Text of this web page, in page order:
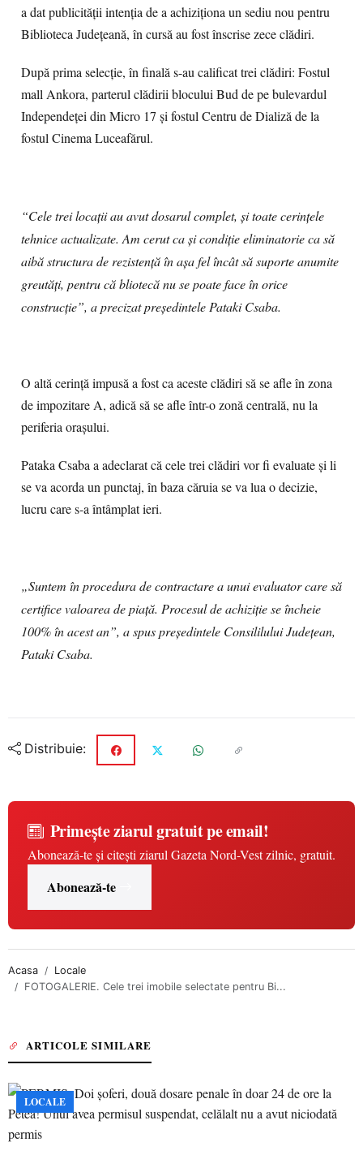
a dat publicităţii intenţia de a achiziţiona un sediu nou pentru
Biblioteca Judeţeană, în cursă au fost înscrise zece clădiri.
După prima selecţie, în finală s-au calificat trei clădiri: Fostul
mall Ankora, parterul clădirii blocului Bud de pe bulevardul
Independeţei din Micro 17 şi fostul Centru de Dializă de la
fostul Cinema Luceafărul.
“Cele trei locaţii au avut dosarul complet, şi toate cerinţele
tehnice actualizate. Am cerut ca şi condiţie eliminatorie ca să
aibă structura de rezistenţă în aşa fel încât să suporte anumite
greutăţi, pentru că bliotecă nu se poate face în orice
construcţie”, a precizat preşedintele Pataki Csaba.
O altă cerinţă impusă a fost ca aceste clădiri să se afle în zona
de impozitare A, adică să se afle într-o zonă centrală, nu la
periferia oraşului.
Pataka Csaba a adeclarat că cele trei clădiri vor fi evaluate şi li
se va acorda un punctaj, în baza căruia se va lua o decizie,
lucru care s-a întâmplat ieri.
„Suntem în procedura de contractare a unui evaluator care să
certifice valoarea de piață. Procesul de achiziție se încheie
100% în acest an”, a spus președintele Consililului Județean,
Pataki Csaba.
Distribuie:
Primește ziarul gratuit pe email!
Abonează-te și citești ziarul Gazeta Nord-Vest zilnic, gratuit.
Abonează-te
Acasa
Locale
FOTOGALERIE. Cele trei imobile selectate pentru Bi...
ARTICOLE SIMILARE
LOCALE